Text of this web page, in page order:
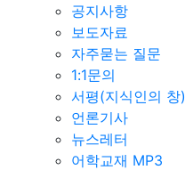
공지사항
보도자료
자주묻는 질문
1:1문의
서평(지식인의 창)
언론기사
뉴스레터
어학교재 MP3